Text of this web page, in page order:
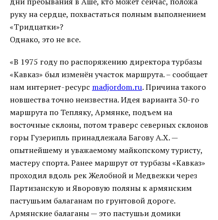
руку на сердце, похвастаться полным выполнением
«Тридцатки»?
Однако, это не все.
«В 1975 году по распоряжению директора турбазы
«Кавказ» был изменён участок маршрута. – сообщает
нам интернет-ресурс madjordom.ru. Причина такого
новшества точно неизвестна. Идея варианта 30-го
маршрута по Тепляку, Армянке, подъем на
восточные склоны, потом траверс северных склонов
горы Гузерипль принадлежала Багову А.Х. —
опытнейшему и уважаемому майкопскому туристу,
мастеру спорта. Ранее маршрут от турбазы «Кавказ»
проходил вдоль рек Желобной и Медвежки через
Партизанскую и Яворовую поляны к армянским
пастушьим балаганам по грунтовой дороге.
Армянские балаганы — это пастушьи домики